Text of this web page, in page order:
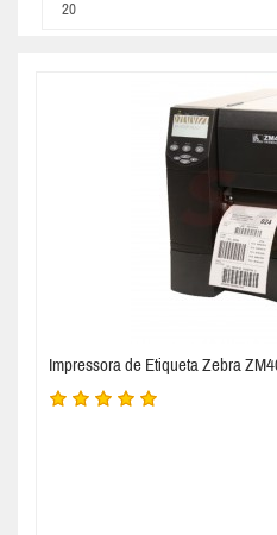
Impressora de Etiqueta Zebra